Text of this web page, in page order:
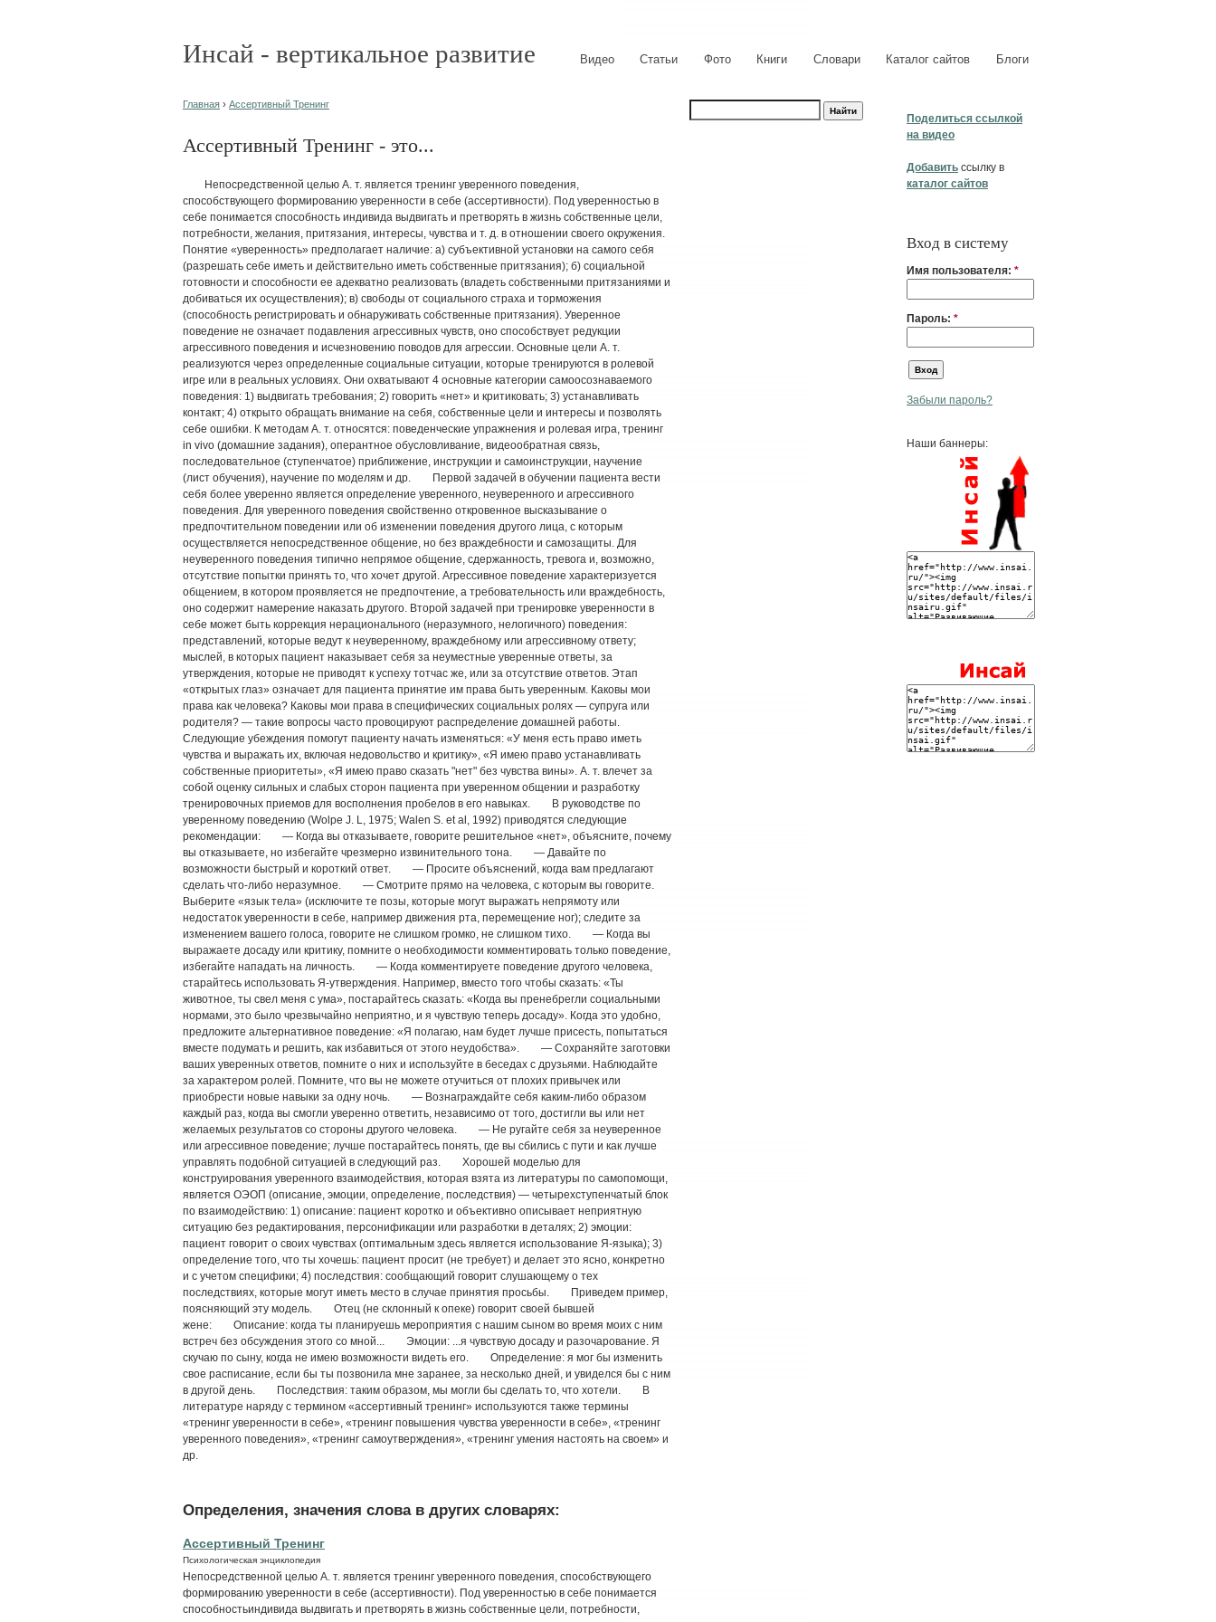
Инсай - вертикальное развитие Видео Статьи Фото Книги Словари Каталог сайтов Блоги
Поделиться ссылкой
на видео
Добавить ссылку в
каталог сайтов
Вход в систему
Имя пользователя: *
Пароль: *
Забыли пароль?
Наши баннеры:
Главная › Ассертивный Тренинг
Ассертивный Тренинг - это...
Непосредственной целью А. т. является тренинг уверенного поведения,
способствующего формированию уверенности в себе (ассертивности). Под уверенностью в
себе понимается способность индивида выдвигать и претворять в жизнь собственные цели,
потребности, желания, притязания, интересы, чувства и т. д. в отношении своего окружения.
Понятие «уверенность» предполагает наличие: а) субъективной установки на самого себя
(разрешать себе иметь и действительно иметь собственные притязания); б) социальной
готовности и способности ее адекватно реализовать (владеть собственными притязаниями и
добиваться их осуществления); в) свободы от социального страха и торможения
(способность регистрировать и обнаруживать собственные притязания). Уверенное
поведение не означает подавления агрессивных чувств, оно способствует редукции
агрессивного поведения и исчезновению поводов для агрессии. Основные цели А. т.
реализуются через определенные социальные ситуации, которые тренируются в ролевой
игре или в реальных условиях. Они охватывают 4 основные категории самоосознаваемого
поведения: 1) выдвигать требования; 2) говорить «нет» и критиковать; 3) устанавливать
контакт; 4) открыто обращать внимание на себя, собственные цели и интересы и позволять
себе ошибки. К методам А. т. относятся: поведенческие упражнения и ролевая игра, тренинг
in vivo (домашние задания), оперантное обусловливание, видеообратная связь,
последовательное (ступенчатое) приближение, инструкции и самоинструкции, научение
(лист обучения), научение по моделям и др. Первой задачей в обучении пациента вести
себя более уверенно является определение уверенного, неуверенного и агрессивного
поведения. Для уверенного поведения свойственно откровенное высказывание о
предпочтительном поведении или об изменении поведения другого лица, с которым
осуществляется непосредственное общение, но без враждебности и самозащиты. Для
неуверенного поведения типично непрямое общение, сдержанность, тревога и, возможно,
отсутствие попытки принять то, что хочет другой. Агрессивное поведение характеризуется
общением, в котором проявляется не предпочтение, а требовательность или враждебность,
оно содержит намерение наказать другого. Второй задачей при тренировке уверенности в
себе может быть коррекция нерационального (неразумного, нелогичного) поведения:
представлений, которые ведут к неуверенному, враждебному или агрессивному ответу;
мыслей, в которых пациент наказывает себя за неуместные уверенные ответы, за
утверждения, которые не приводят к успеху тотчас же, или за отсутствие ответов. Этап
«открытых глаз» означает для пациента принятие им права быть уверенным. Каковы мои
права как человека? Каковы мои права в специфических социальных ролях — супруга или
родителя? — такие вопросы часто провоцируют распределение домашней работы.
Следующие убеждения помогут пациенту начать изменяться: «У меня есть право иметь
чувства и выражать их, включая недовольство и критику», «Я имею право устанавливать
собственные приоритеты», «Я имею право сказать "нет" без чувства вины». А. т. влечет за
собой оценку сильных и слабых сторон пациента при уверенном общении и разработку
тренировочных приемов для восполнения пробелов в его навыках. В руководстве по
уверенному поведению (Wolpe J. L, 1975; Walen S. et al, 1992) приводятся следующие
рекомендации: — Когда вы отказываете, говорите решительное «нет», объясните, почему
вы отказываете, но избегайте чрезмерно извинительного тона. — Давайте по
возможности быстрый и короткий ответ. — Просите объяснений, когда вам предлагают
сделать что-либо неразумное. — Смотрите прямо на человека, с которым вы говорите.
Выберите «язык тела» (исключите те позы, которые могут выражать непрямоту или
недостаток уверенности в себе, например движения рта, перемещение ног); следите за
изменением вашего голоса, говорите не слишком громко, не слишком тихо. — Когда вы
выражаете досаду или критику, помните о необходимости комментировать только поведение,
избегайте нападать на личность. — Когда комментируете поведение другого человека,
старайтесь использовать Я-утверждения. Например, вместо того чтобы сказать: «Ты
животное, ты свел меня с ума», постарайтесь сказать: «Когда вы пренебрегли социальными
нормами, это было чрезвычайно неприятно, и я чувствую теперь досаду». Когда это удобно,
предложите альтернативное поведение: «Я полагаю, нам будет лучше присесть, попытаться
вместе подумать и решить, как избавиться от этого неудобства». — Сохраняйте заготовки
ваших уверенных ответов, помните о них и используйте в беседах с друзьями. Наблюдайте
за характером ролей. Помните, что вы не можете отучиться от плохих привычек или
приобрести новые навыки за одну ночь. — Вознаграждайте себя каким-либо образом
каждый раз, когда вы смогли уверенно ответить, независимо от того, достигли вы или нет
желаемых результатов со стороны другого человека. — Не ругайте себя за неуверенное
или агрессивное поведение; лучше постарайтесь понять, где вы сбились с пути и как лучше
управлять подобной ситуацией в следующий раз. Хорошей моделью для
конструирования уверенного взаимодействия, которая взята из литературы по самопомощи,
является ОЭОП (описание, эмоции, определение, последствия) — четырехступенчатый блок
по взаимодействию: 1) описание: пациент коротко и объективно описывает неприятную
ситуацию без редактирования, персонификации или разработки в деталях; 2) эмоции:
пациент говорит о своих чувствах (оптимальным здесь является использование Я-языка); 3)
определение того, что ты хочешь: пациент просит (не требует) и делает это ясно, конкретно
и с учетом специфики; 4) последствия: сообщающий говорит слушающему о тех
последствиях, которые могут иметь место в случае принятия просьбы. Приведем пример,
поясняющий эту модель. Отец (не склонный к опеке) говорит своей бывшей
жене: Описание: когда ты планируешь мероприятия с нашим сыном во время моих с ним
встреч без обсуждения этого со мной... Эмоции: ...я чувствую досаду и разочарование. Я
скучаю по сыну, когда не имею возможности видеть его. Определение: я мог бы изменить
свое расписание, если бы ты позвонила мне заранее, за несколько дней, и увиделся бы с ним
в другой день. Последствия: таким образом, мы могли бы сделать то, что хотели. В
литературе наряду с термином «ассертивный тренинг» используются также термины
«тренинг уверенности в себе», «тренинг повышения чувства уверенности в себе», «тренинг
уверенного поведения», «тренинг самоутверждения», «тренинг умения настоять на своем» и
др.
Определения, значения слова в других словарях:
Ассертивный Тренинг
Психологическая энциклопедия
Непосредственной целью А. т. является тренинг уверенного поведения, способствующего
формированию уверенности в себе (ассертивности). Под уверенностью в себе понимается
способностьиндивида выдвигать и претворять в жизнь собственные цели, потребности,